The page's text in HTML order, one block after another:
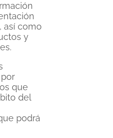
así como
y
que
del
podrá